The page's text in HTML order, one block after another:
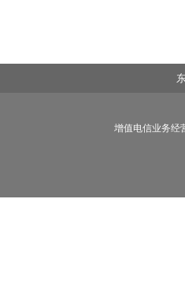
增值电信业务经